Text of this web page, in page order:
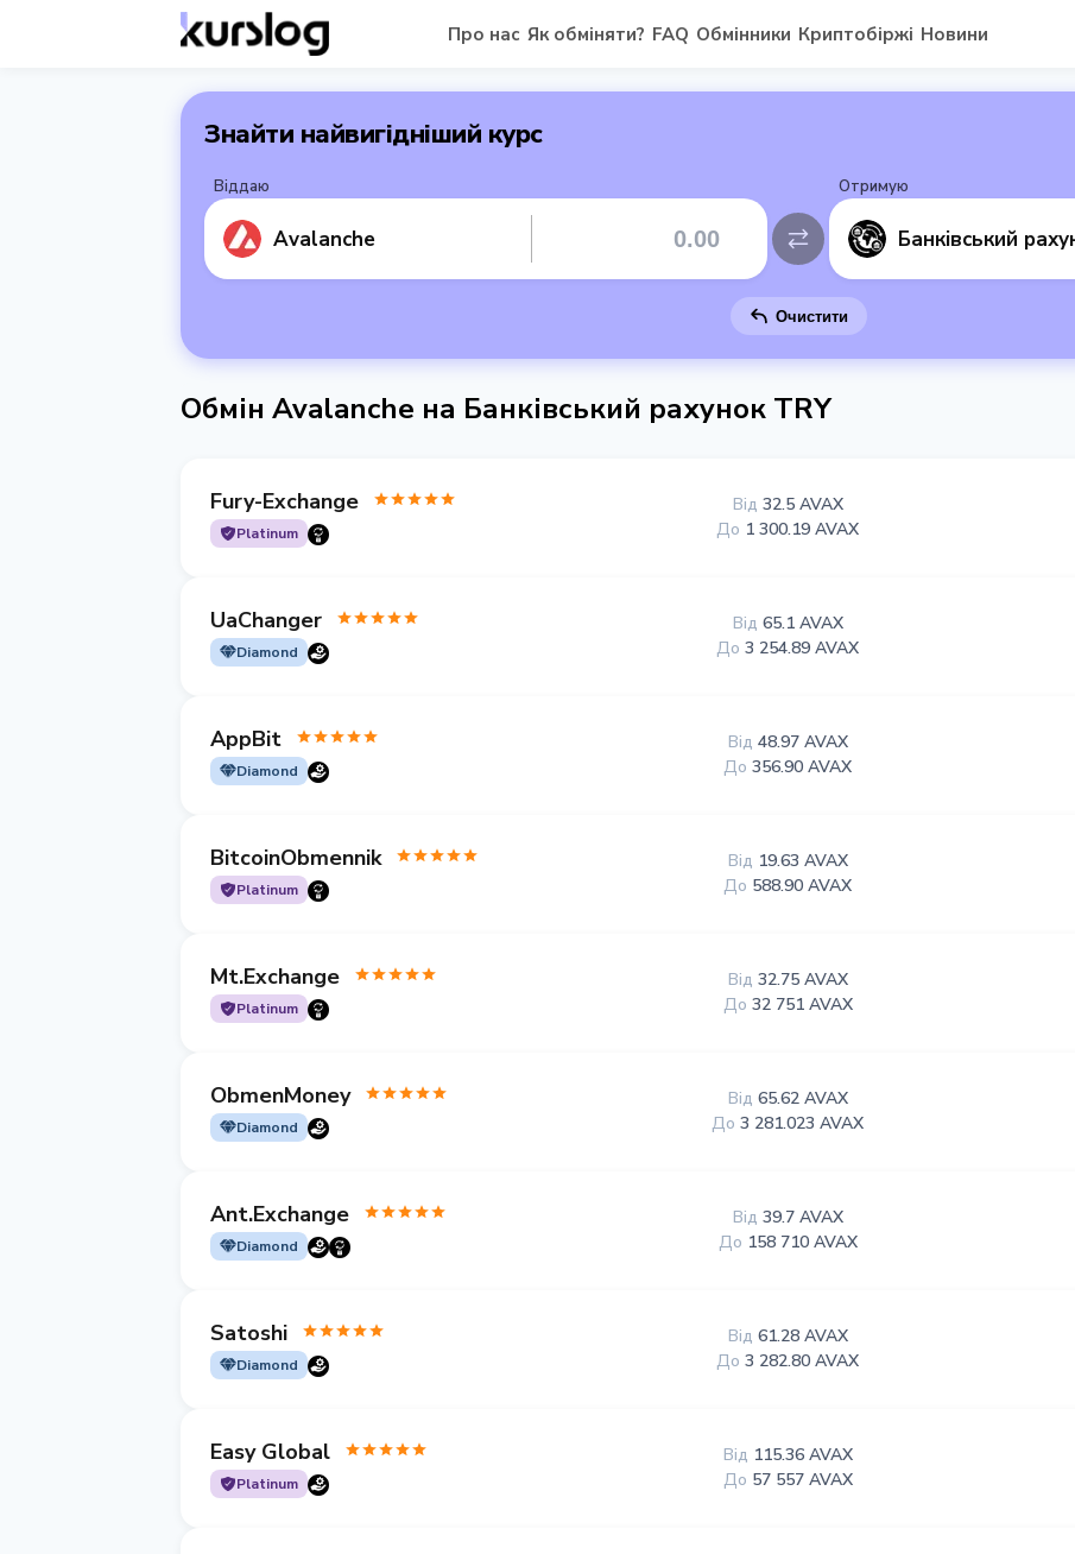
Про нас Як обміняти? FAQ Обмінники Криптобіржі Новини
Знайти найвигідніший курс
Віддаю
Avalanche
Отримую
Очистити
Обмін Avalanche на Банківський рахунок TRY
Fury-Exchange
Platinum
Від 32.5 AVAX
До 1 300.19 AVAX
UaChanger
Diamond
Від 65.1 AVAX
До 3 254.89 AVAX
AppBit
Diamond
Від 48.97 AVAX
До 356.90 AVAX
BitcoinObmennik
Platinum
Від 19.63 AVAX
До 588.90 AVAX
Mt.Exchange
Platinum
Від 32.75 AVAX
До 32 751 AVAX
ObmenMoney
Diamond
Від 65.62 AVAX
До 3 281.023 AVAX
Ant.Exchange
Diamond
Від 39.7 AVAX
До 158 710 AVAX
Satoshi
Diamond
Від 61.28 AVAX
До 3 282.80 AVAX
Easy Global
Platinum
Від 115.36 AVAX
До 57 557 AVAX